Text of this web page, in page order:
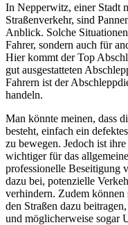
In Nepperwitz, einer Stadt
Straßenverkehr, sind
Anblick. Solche
Fahrer, sondern auch für
Hier kommt der Top
gut ausgestatteten
Fahrern ist der
handeln.
Man könnte meinen, dass
besteht, einfach ein
zu bewegen. Jedoch ist
wichtiger für das
professionelle Beseitigung
dazu bei, potenzielle
verhindern. Zudem können
den Straßen dazu
und möglicherweise sogar